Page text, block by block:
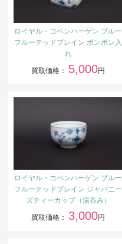
ロイヤル・コペンハーゲン ブルー
フルーテッドプレイン ボンボン入
れ
買取価格： 5,000円
ロイヤル・コペンハーゲン ブルー
フルーテッドプレイン ジャパニー
ズティーカップ（湯呑み）
買取価格： 3,000円